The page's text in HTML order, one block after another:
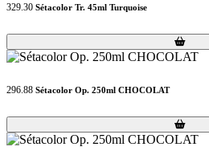
329.30 Sétacolor Tr. 45ml Turquoise
Loading...
Loading...
296.88 Sétacolor Op. 250ml CHOCOLAT
Loading...
Loading...